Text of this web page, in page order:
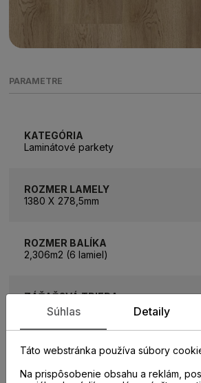
PARAMETRE
KATEGÓRIA
Laminátové parkety
ROZMER LAMELY
1380 X 278,5mm
ROZMER BALÍKA
2,306m2 (6 lamiel)
ZÁŤAŽOVÁ TRIEDA
TYP SPOJA
Súhlas Detaily
Táto webstránka používa súbory
Na prispôsobenie obsahu a reklám,